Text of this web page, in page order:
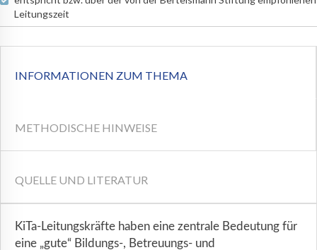
Leitungszeit
INFORMATIONEN ZUM THEMA
METHODISCHE HINWEISE
QUELLE UND LITERATUR
KiTa-Leitungskräfte haben eine zentrale Bedeutung für
eine „gute“ Bildungs-, Betreuungs- und